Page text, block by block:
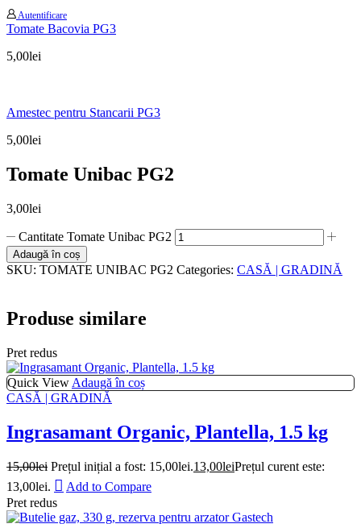
Autentificare
Tomate Bacovia PG3
5,00lei
Amestec pentru Stancarii PG3
5,00lei
Tomate Unibac PG2
3,00lei
Cantitate Tomate Unibac PG2
Adaugă în coș
SKU: TOMATE UNIBAC PG2 Categories: CASĂ | GRADINĂ
Produse similare
Pret redus
Quick View Adaugă în coș
CASĂ | GRADINĂ
Ingrasamant Organic, Plantella, 1.5 kg
15,00lei Prețul inițial a fost: 15,00lei.13,00leiPrețul curent este:
13,00lei.
Add to Compare
Pret redus